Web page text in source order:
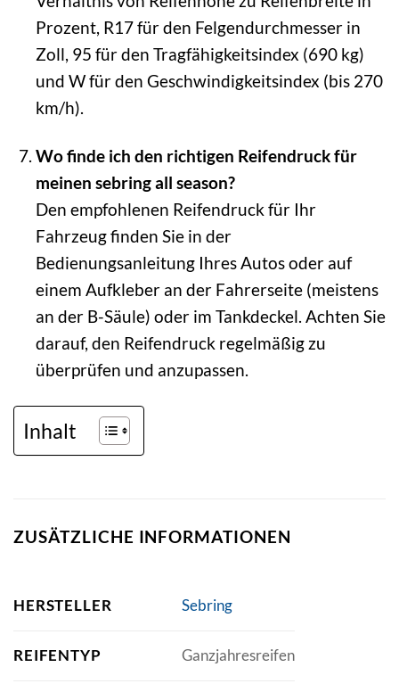
Prozent, R17 für den Felgendurchmesser in
Zoll, 95 für den Tragfähigkeitsindex (690 kg)
und W für den Geschwindigkeitsindex (bis 270
km/h).
Wo finde ich den richtigen Reifendruck für
meinen sebring all season?
Den empfohlenen Reifendruck für Ihr
Fahrzeug finden Sie in der
Bedienungsanleitung Ihres Autos oder auf
einem Aufkleber an der Fahrerseite (meistens
an der B-Säule) oder im Tankdeckel. Achten Sie
darauf, den Reifendruck regelmäßig zu
überprüfen und anzupassen.
Inhalt
ZUSÄTZLICHE INFORMATIONEN
HERSTELLER Sebring
REIFENTYP Ganzjahresreifen